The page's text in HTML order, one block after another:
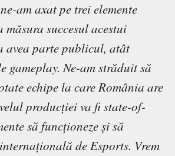
am axat pe trei elemente
succesul acestui
avea parte publicul, atât
Ne-am străduit să
echipe la care România are
producției va fi state-of-
să funcționeze și să
de Esports. Vrem